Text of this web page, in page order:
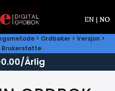
EN | NO
> Ordbøker > Versjon >
Brukerstøtte
Årlig